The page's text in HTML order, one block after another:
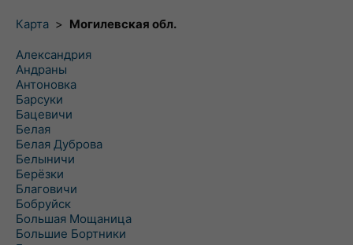
Карта > Могилевская обл.
Александрия
Андраны
Антоновка
Барсуки
Бацевичи
Белая
Белая Дуброва
Белыничи
Берёзки
Благовичи
Бобруйск
Большая Мощаница
Большие Бортники